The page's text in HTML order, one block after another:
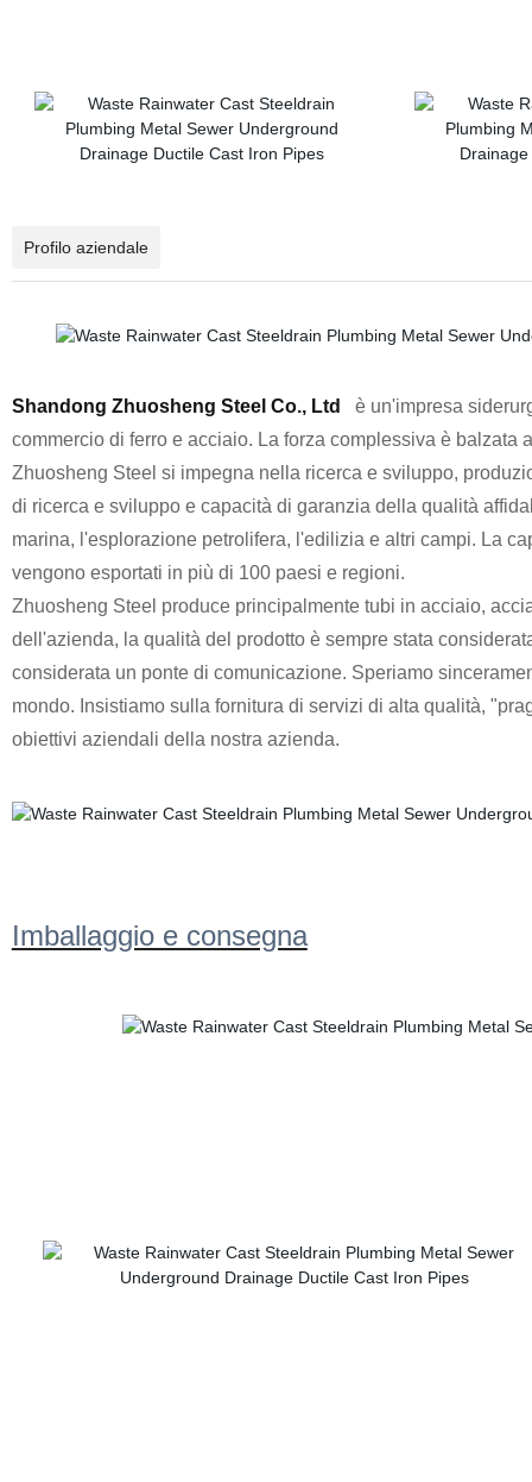
Profilo aziendale
Shandong Zhuosheng Steel Co., Ltd
è un'impresa
commercio di ferro e acciaio. La forza complessiva è
Zhuosheng Steel si impegna nella ricerca e sviluppo,
di ricerca e sviluppo e capacità di garanzia della qualità
marina, l'esplorazione petrolifera, l'edilizia e altri campi. La
vengono esportati in più di 100 paesi e regioni.
Zhuosheng Steel produce principalmente tubi in acciaio,
dell'azienda, la qualità del prodotto è sempre stata
considerata un ponte di comunicazione. Speriamo
mondo. Insistiamo sulla fornitura di servizi di alta qualità,
obiettivi aziendali della nostra azienda.
Imballaggio e consegna